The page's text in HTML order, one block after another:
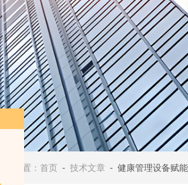
当前位置：首页 -技术文章 - 健康管理设备赋能